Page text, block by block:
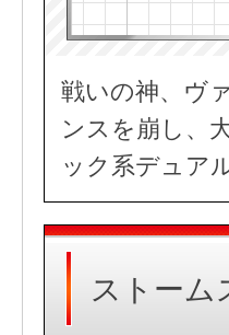
戦いの神、ヴ
ンスを崩し、
ック系デュア
ストーム